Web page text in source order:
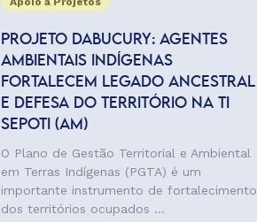
PROJETO DABUCURY: AGENTES
AMBIENTAIS INDÍGENAS
FORTALECEM LEGADO ANCESTRAL
E DEFESA DO TERRITÓRIO NA TI
SEPOTI (AM)
O Plano de Gestão Territorial e Ambiental
em Terras Indígenas (PGTA) é um
importante instrumento de fortalecimento
dos territórios ocupados ...